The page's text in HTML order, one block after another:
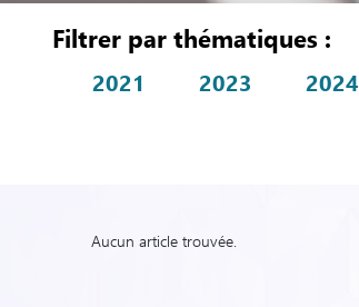
Filtrer par thématiques :
2021 2023 2024
Aucun article trouvée.